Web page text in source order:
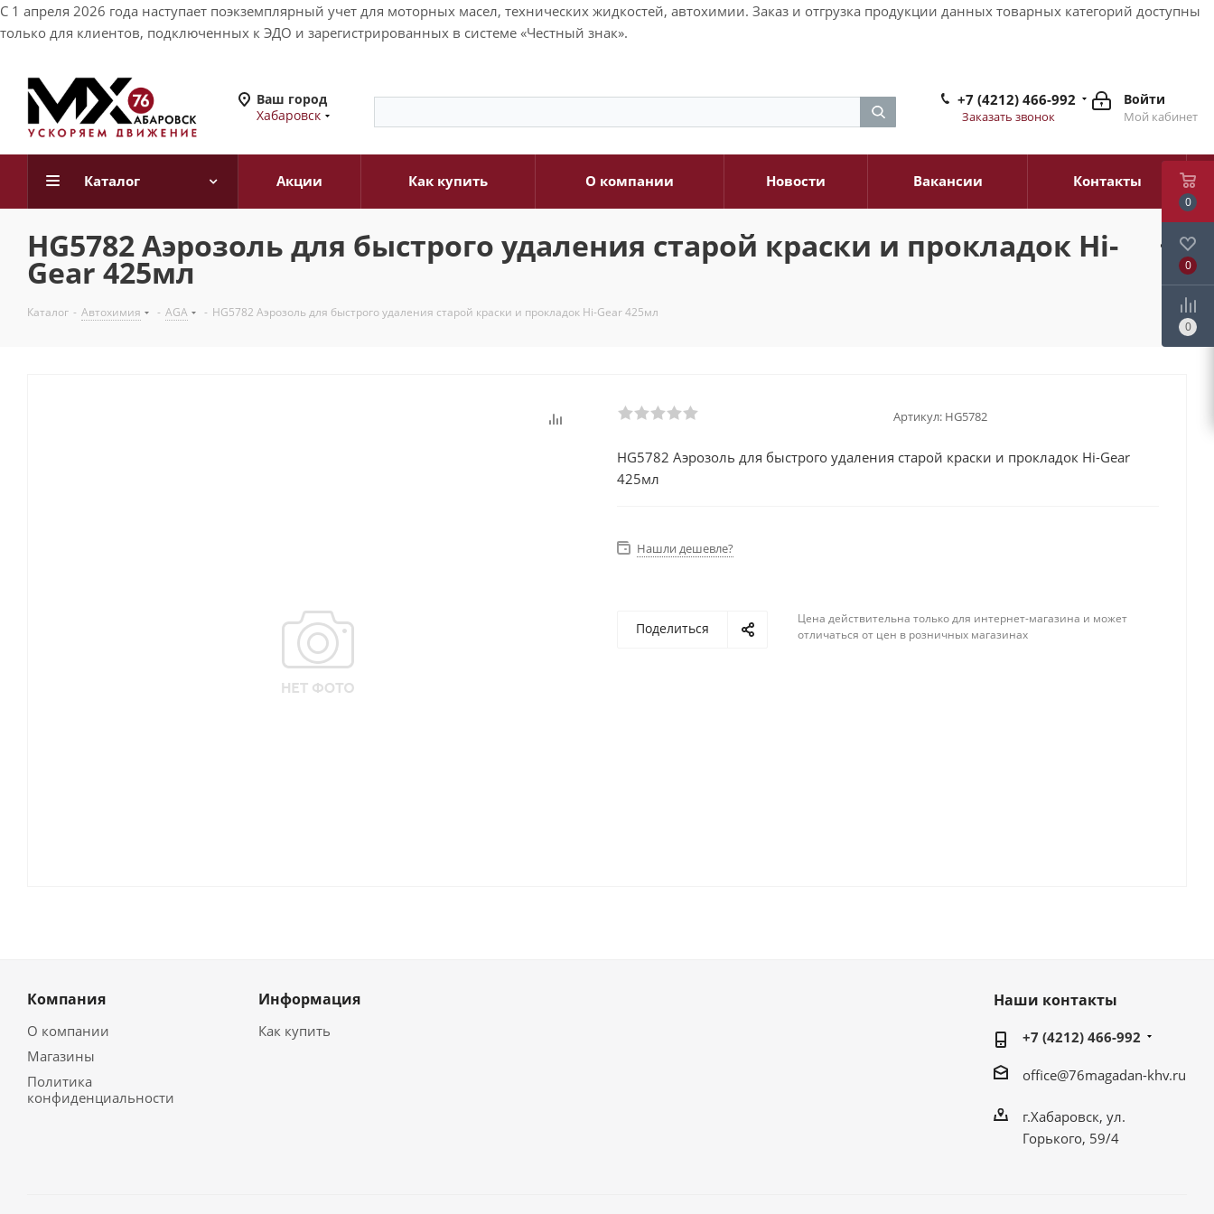
С 1 апреля 2026 года наступает поэкземплярный учет для моторных масел, технических жидкостей, автохимии. Заказ и отгрузка продукции данных товарных категорий доступны
только для клиентов, подключенных к ЭДО и зарегистрированных в системе «Честный знак».
Ваш город
Хабаровск
Войти
Мой кабинет
+7 (4212) 466-992
Заказать звонок
Каталог Акции Как купить О компании Новости Вакансии Контакты
HG5782 Аэрозоль для быстрого удаления старой краски и прокладок Hi-
Gear 425мл
Каталог - Автохимия - AGA - HG5782 Аэрозоль для быстрого удаления старой краски и прокладок Hi-Gear 425мл
Артикул: HG5782
HG5782 Аэрозоль для быстрого удаления старой краски и прокладок Hi-Gear
425мл
Нашли дешевле?
Поделиться
Цена действительна только для интернет-магазина и может
отличаться от цен в розничных магазинах
Компания
О компании
Магазины
Политика
конфиденциальности
Информация
Как купить
Наши контакты
+7 (4212) 466-992
office@76magadan-khv.ru
г.Хабаровск, ул.
Горького, 59/4
0
0
0